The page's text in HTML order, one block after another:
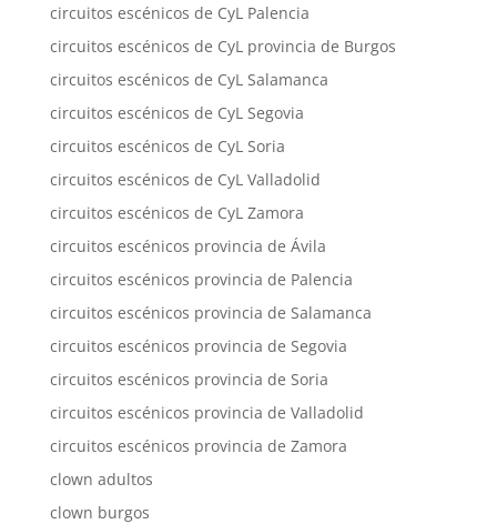
circuitos escénicos de CyL Palencia
circuitos escénicos de CyL provincia de Burgos
circuitos escénicos de CyL Salamanca
circuitos escénicos de CyL Segovia
circuitos escénicos de CyL Soria
circuitos escénicos de CyL Valladolid
circuitos escénicos de CyL Zamora
circuitos escénicos provincia de Ávila
circuitos escénicos provincia de Palencia
circuitos escénicos provincia de Salamanca
circuitos escénicos provincia de Segovia
circuitos escénicos provincia de Soria
circuitos escénicos provincia de Valladolid
circuitos escénicos provincia de Zamora
clown adultos
clown burgos